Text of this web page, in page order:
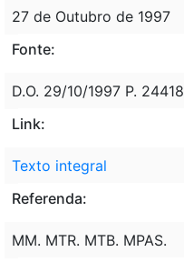
27 de Outubro de 1997
Fonte:
D.O. 29/10/1997 P. 24418
Link:
Texto integral
Referenda:
MM. MTR. MTB. MPAS.